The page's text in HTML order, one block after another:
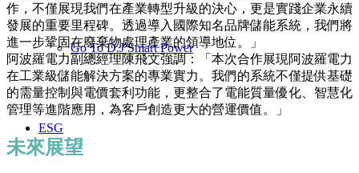
Go To D.J Smart Power
ESG
作，不僅展現我們在產業轉型升級的決心，更是實踐企業永續
發展的重要里程碑。透過導入國際知名品牌儲能系統，我們將
進一步鞏固在廢棄物處理產業的領導地位。」
阿波羅電力副總經理陳飛文強調：「本次合作展現阿波羅電力
在工業級儲能解決方案的專業實力。我們的系統不僅提供基礎
的需量控制與電價套利功能，更整合了電能質量優化、智慧化
管理等進階應用，為客戶創造更大的營運價值。」
未來展望